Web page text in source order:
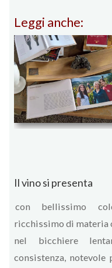
Leggi anche:
Il vino si presenta
con bellissimo
ricchissimo di materia
nel bicchiere
consistenza, notevole